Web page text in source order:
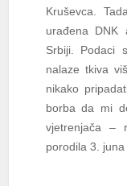
Kruševca.
urađena DNK
Srbiji. Podaci
nalaze tkiva
nikako
borba da mi
vjetrenjača –
porodila 3.